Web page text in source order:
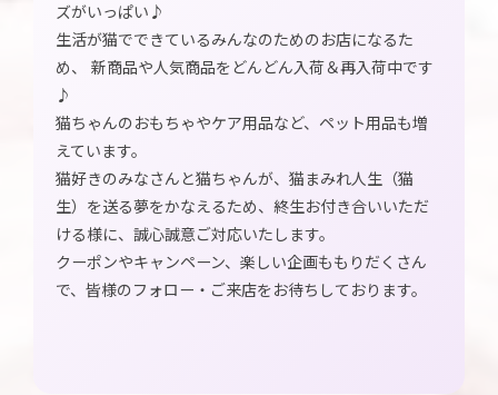
ズがいっぱい♪
生活が猫でできているみんなのためのお店になるた
め、 新商品や人気商品をどんどん入荷＆再入荷中です
♪
猫ちゃんのおもちゃやケア用品など、ペット用品も増
えています。
猫好きのみなさんと猫ちゃんが、猫まみれ人生（猫
生）を送る夢をかなえるため、終生お付き合いいただ
ける様に、誠心誠意ご対応いたします。
クーポンやキャンペーン、楽しい企画ももりだくさん
で、皆様のフォロー・ご来店をお待ちしております。